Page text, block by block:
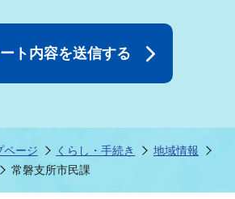
ページ くらし・手続き
地域情報
常磐支所市民課